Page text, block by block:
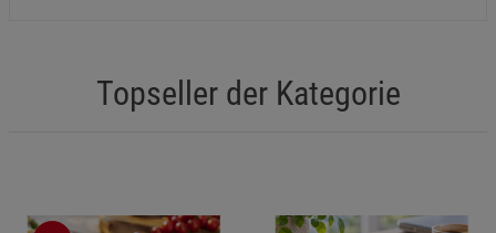
Topseller der Kategorie